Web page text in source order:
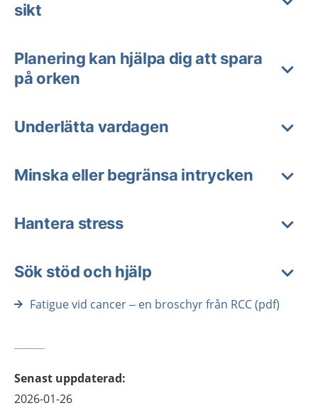
sikt
Planering kan hjälpa dig att spara
på orken
Underlätta vardagen
Minska eller begränsa intrycken
Hantera stress
Sök stöd och hjälp
Fatigue vid cancer – en broschyr från RCC (pdf)
Senast uppdaterad:
2026-01-26